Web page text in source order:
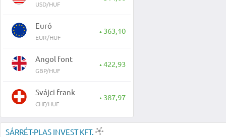
USD/HUF
Euró
EUR/HUF
▲ 363,10
Angol font
GBP/HUF
▲ 422,93
Svájci frank
CHF/HUF
▲ 387,97
SÁRRÉT-PLAS INVEST KFT.